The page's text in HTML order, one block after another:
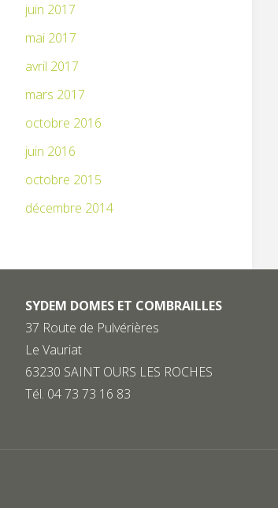
juin 2017
mai 2017
avril 2017
mars 2017
octobre 2016
juin 2016
octobre 2015
décembre 2014
SYDEM DOMES ET COMBRAILLES
37 Route de Pulvérières
Le Vauriat
63230 SAINT OURS LES ROCHES
Tél. 04 73 73 16 83